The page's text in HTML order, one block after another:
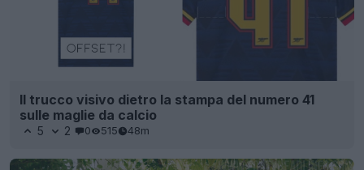
Il trucco visivo dietro la stampa del numero 41
sulle maglie da calcio
5 2 0 515 48m